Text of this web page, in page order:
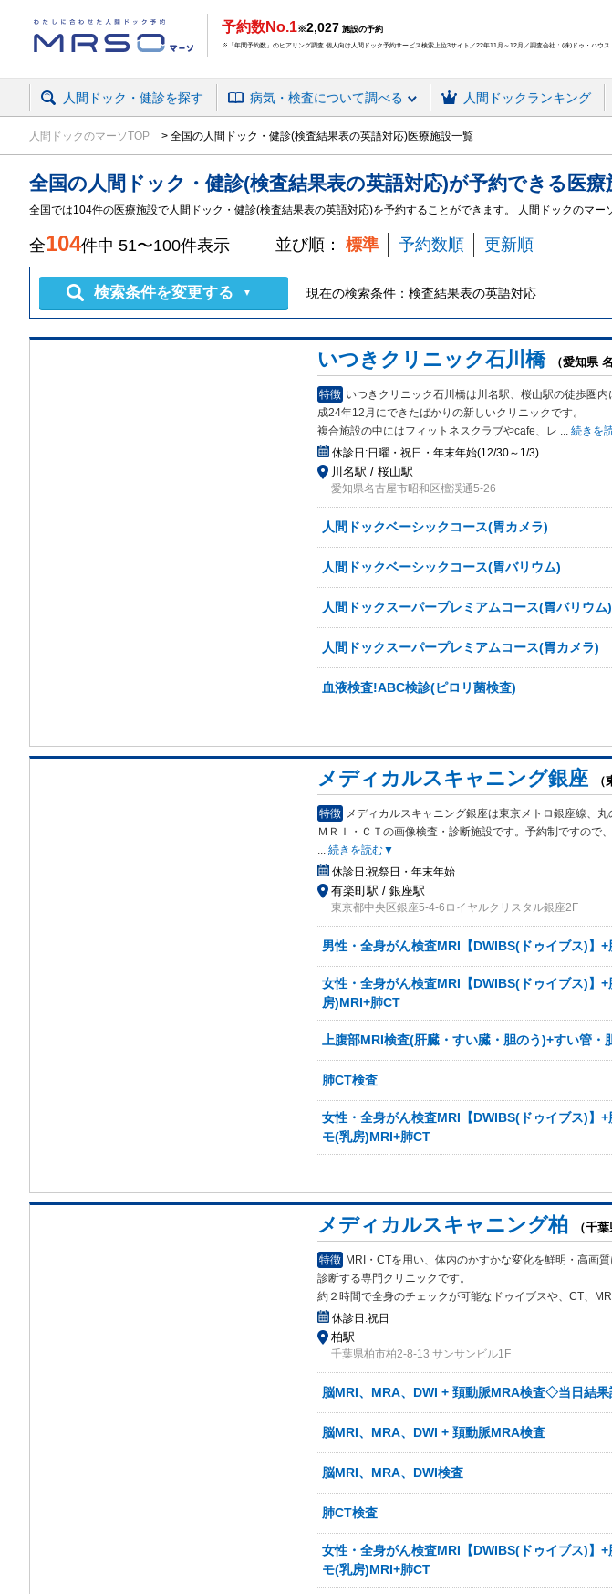
予約数No.1※2,027 施設の予約
※「年間予約数」のヒアリング調査 個人向け人間ドック予約サービス検索上位3サイト／22年11月～12月／調査会社：(株)ドゥ・ハウス
人間ドック・健診を探す 病気・検査について調べる 人間ドックランキング
人間ドックのマーソTOP 全国の人間ドック・健診(検査結果表の英語対応)医療施設一覧
全国の 人間ドック・健診(検査結果表の英語対応)が予約できる 医療
全国では104件の医療施設で人間ドック・健診(検査結果表の英語対応)を予約することができます。 人間ドックのマ
全104件中 51〜100件表示 並び順： 標準 予約数順 更新順
検索条件を変更する ▼ 現在の検索条件： 検査結果表の英語対応
いつきクリニック石川橋 （愛知県
特徴 いつきクリニック石川橋は川名駅、桜山駅の徒歩圏
成24年12月にできたばかりの新しいクリニックです。
複合施設の中にはフィットネスクラブやcafe、レ ... 続きを
休診日:日曜・祝日・年末年始(12/30～1/3)
川名駅 / 桜山駅
愛知県名古屋市昭和区檀渓通5-26
人間ドックベーシックコース(胃カメラ)
人間ドックベーシックコース(胃バリウム)
人間ドックスーパープレミアムコース(胃バリウム)
人間ドックスーパープレミアムコース(胃カメラ)
血液検査!ABC検診(ピロリ菌検査)
メディカルスキャニング銀座
特徴 メディカルスキャニング銀座は東京メトロ銀座線、
Ｍ ＲＩ・ＣＴの画像検査・診断施設です。予約制ですので
... 続きを読む▼
休診日:祝祭日・年末年始
有楽町駅 / 銀座駅
東京都中央区銀座5-4-6ロイヤルクリスタル銀座2F
男性・全身がん検査MRI【DWIBS(ドゥイブス)】
女性・全身がん検査MRI【DWIBS(ドゥイブス)】
房)MRI+肺CT
上腹部MRI検査(肝臓・すい臓・胆のう)+すい管・
肺CT検査
女性・全身がん検査MRI【DWIBS(ドゥイブス)】
モ(乳房)MRI+肺CT
メディカルスキャニング柏 （千
特徴 MRI・CTを用い、体内のかすかな変化を鮮明・高画
診断する専門クリニックです。
約２時間で全身のチェックが可能なドゥイブスや、CT、
休診日:祝日
柏駅
千葉県柏市柏2-8-13 サンサンビル1F
脳MRI、MRA、DWI + 頚動脈MRA検査◇当日結
脳MRI、MRA、DWI + 頚動脈MRA検査
脳MRI、MRA、DWI検査
肺CT検査
女性・全身がん検査MRI【DWIBS(ドゥイブス)】
モ(乳房)MRI+肺CT